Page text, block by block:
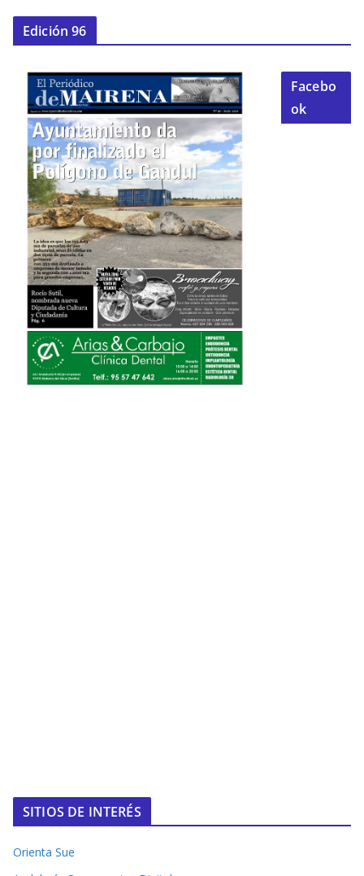
Edición 96
Facebo
ok
SITIOS DE INTERÉS
Orienta Sue